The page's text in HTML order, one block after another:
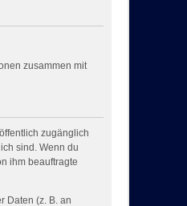
zusammen mit
zugänglich
sind. Wenn du
ihm beauftragte
Daten (z. B. an